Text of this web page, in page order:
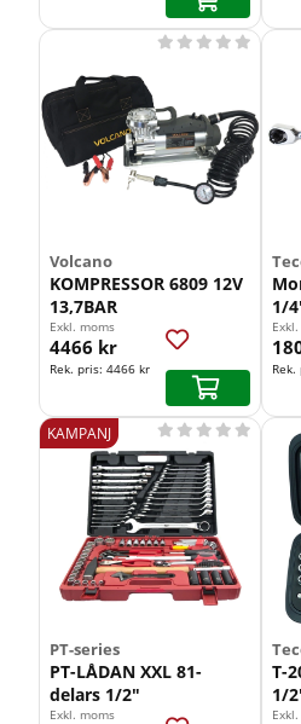
Volcano
KOMPRESSOR 6809 12V
13,7BAR
    
Exkl. moms
4466 kr
Rek. pris: 4466 kr
1/
Rek.
KAMPANJ
PT-series
PT-LÅDAN XXL 81-
delars 1/2"
    
Exkl. moms
Vårt lägsta pris 1-30 dagar innan
T-
1/